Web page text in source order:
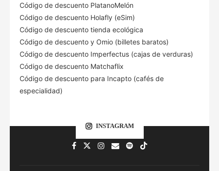
Código de descuento PlatanoMelón
Código de descuento Holafly (eSim)
Código de descuento tienda ecológica
Código de descuento y Omio (billetes baratos)
Código de descuento Imperfectus (cajas de verduras)
Código de descuento Matchaflix
Código de descuento para Incapto (cafés de
especialidad)
INSTAGRAM